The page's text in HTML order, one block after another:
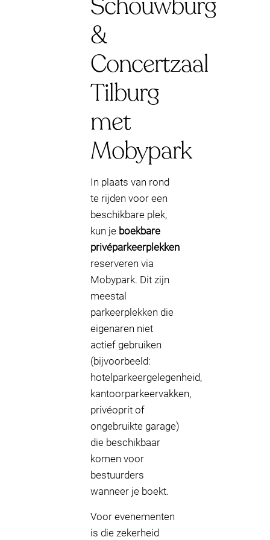
&
Concertzaal
Tilburg
met
Mobypark
In plaats van rond
te rijden voor een
beschikbare plek,
kun je boekbare
privéparkeerplekken
reserveren via
Mobypark. Dit zijn
meestal
parkeerplekken die
eigenaren niet
actief gebruiken
(bijvoorbeeld:
hotelparkeergelegenheid,
kantoorparkeervakken,
privéoprit of
ongebruikte garage)
die beschikbaar
komen voor
bestuurders
wanneer je boekt.
Voor evenementen
is die zekerheid